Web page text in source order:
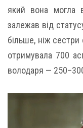
який вона могла
залежав від
більше, ніж
отримувала 700
володаря —